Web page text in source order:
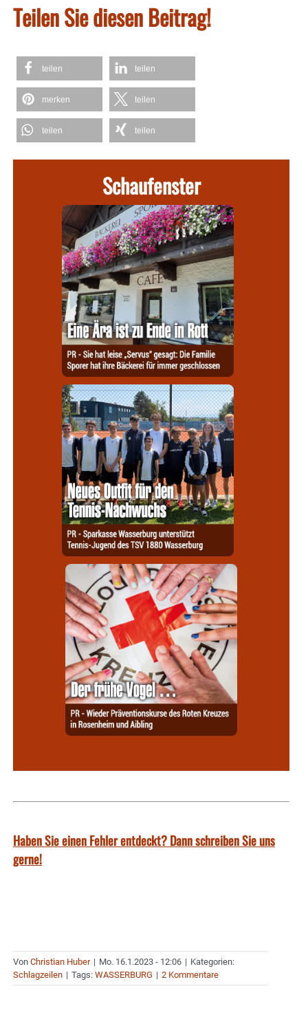
Teilen Sie diesen Beitrag!
teilen teilen
merken teilen
teilen teilen
Schaufenster
Haben Sie einen Fehler entdeckt? Dann schreiben Sie uns
gerne!
Von Christian Huber | Mo. 16.1.2023 - 12:06 | Kategorien:
Schlagzeilen | Tags: WASSERBURG | 2 Kommentare